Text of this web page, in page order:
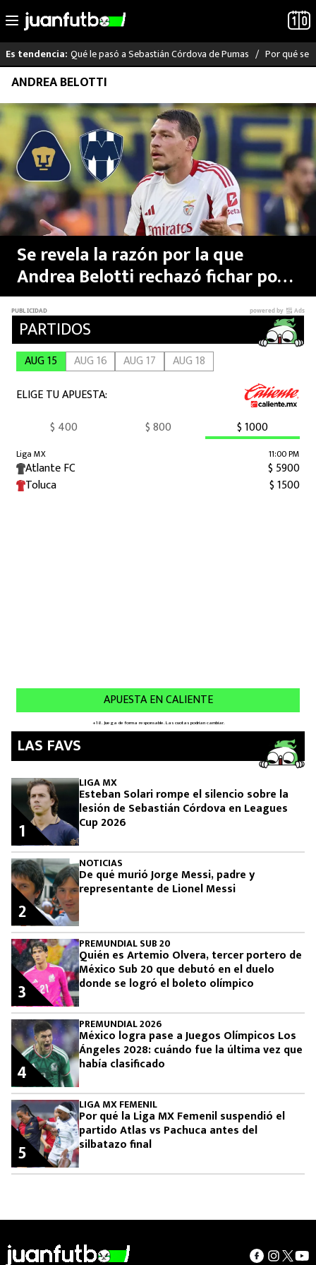
Saltar
contenido
Es tendencia: Qué le pasó a Sebastián Córdova de Pumas Por qué se
LO ÚLTIMO
LIGA MX
RAYADOS
PUMAS
ATLANTE
SELECCIÓN MEXICANA
FUTBOL INTERNACIONAL
MEXICANOS EN EL EXTRANJERO
FUTBOL ESTUFA
FÓRMULA 1
LIGA MX
ANDREA BELOTTI
Se revela la razón por la que
Andrea Belotti rechazó fichar por
Pumas y Rayados de Monterrey
LAS FAVS
LIGA MX
Esteban Solari rompe el silencio sobre la
lesión de Sebastián Córdova en Leagues
Cup 2026
1
NOTICIAS
De qué murió Jorge Messi, padre y
representante de Lionel Messi
2
PREMUNDIAL SUB 20
Quién es Artemio Olvera, tercer portero de
México Sub 20 que debutó en el duelo
donde se logró el boleto olímpico
3
PREMUNDIAL 2026
México logra pase a Juegos Olímpicos Los
Ángeles 2028: cuándo fue la última vez que
había clasificado
4
LIGA MX FEMENIL
Por qué la Liga MX Femenil suspendió el
partido Atlas vs Pachuca antes del
silbatazo final
5